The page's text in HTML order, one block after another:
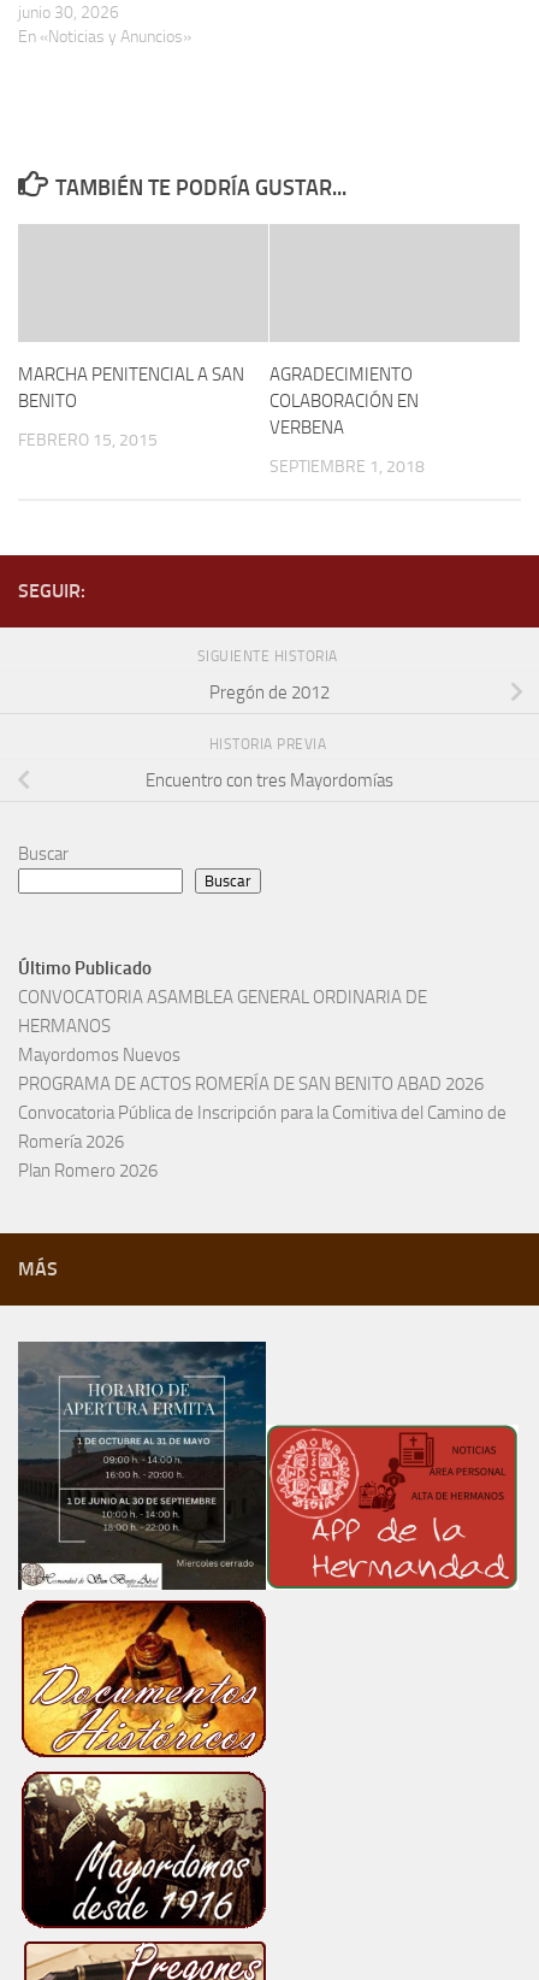
junio 30, 2026
En «Noticias y Anuncios»
TAMBIÉN TE PODRÍA GUSTAR...
MARCHA PENITENCIAL A SAN
BENITO
FEBRERO 15, 2015
AGRADECIMIENTO
COLABORACIÓN EN
VERBENA
SEPTIEMBRE 1, 2018
SEGUIR:
SIGUIENTE HISTORIA
Pregón de 2012
HISTORIA PREVIA
Encuentro con tres Mayordomías
Buscar
Buscar
Último Publicado
CONVOCATORIA ASAMBLEA GENERAL ORDINARIA DE
HERMANOS
Mayordomos Nuevos
PROGRAMA DE ACTOS ROMERÍA DE SAN BENITO ABAD 2026
Convocatoria Pública de Inscripción para la Comitiva del Camino de
Romería 2026
Plan Romero 2026
MÁS